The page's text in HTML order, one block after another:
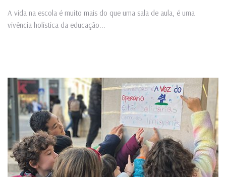
A vida na escola é muito mais do que uma sala de aula, é uma
vivência holística da educação...